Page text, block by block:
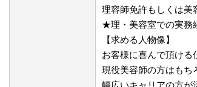
理容師免許もしくは美
★理・美容室での実務
【求める人物像】
お客様に喜んで頂ける
現役美容師の方はもち
幅広いキャリアの方が